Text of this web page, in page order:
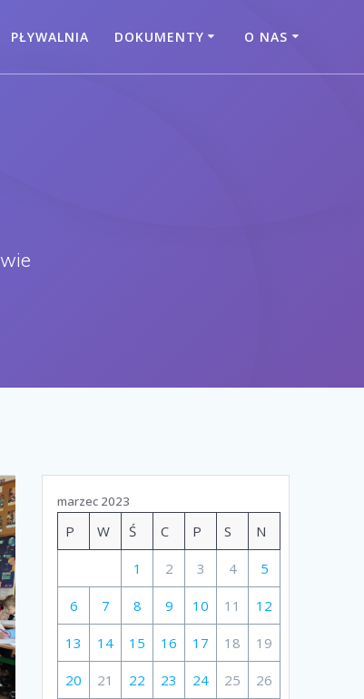
PŁYWALNIA DOKUMENTY O NAS
marzec 2023
P W Ś C P S N
1 2 3 4 5
6 7 8 9 10 11 12
13 14 15 16 17 18 19
20 21 22 23 24 25 26